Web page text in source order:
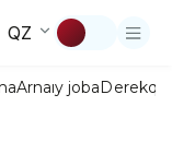
QZ
Arnaıy jobaDerekqor